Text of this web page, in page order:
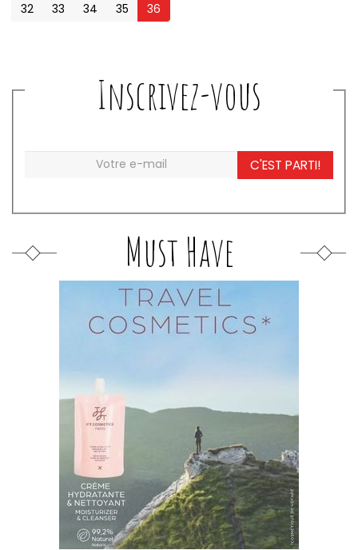
32
33 34 35 36
Inscrivez-vous
C'EST PARTI!
Must Have